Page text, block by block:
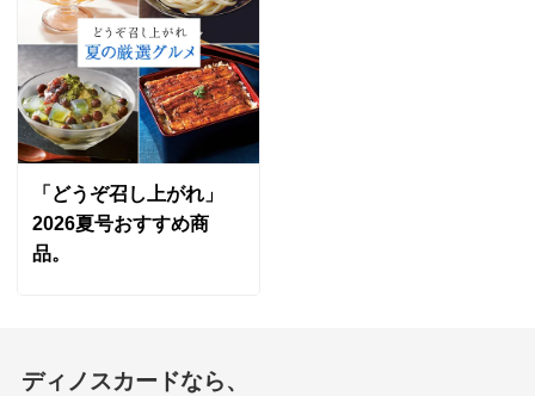
「どうぞ召し上がれ」
2026夏号おすすめ商
品。
ディノスカードなら、